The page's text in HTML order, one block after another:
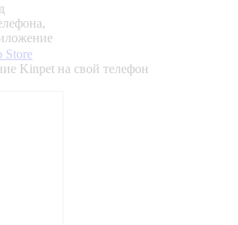
Store
Kinpet на свой телефон